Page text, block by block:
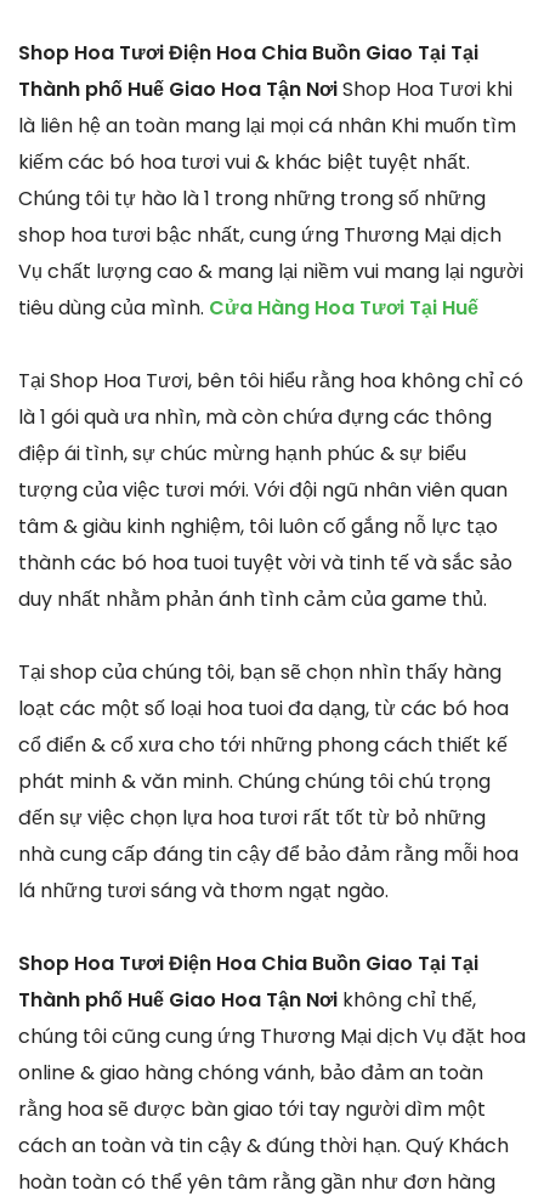
Shop Hoa Tươi Điện Hoa Chia Buồn Giao Tại Tại
Thành phố Huế Giao Hoa Tận NơiShop Hoa Tươi khi
là liên hệ an toàn mang lại mọi cá nhân Khi muốn tìm
kiếm các bó hoa tươi vui & khác biệt tuyệt nhất.
Chúng tôi tự hào là 1 trong những trong số những
shop hoa tươi bậc nhất, cung ứng Thương Mại dịch
Vụ chất lượng cao & mang lại niềm vui mang lại người
tiêu dùng của mình. Cửa Hàng Hoa Tươi Tại Huế
Tại Shop Hoa Tươi, bên tôi hiểu rằng hoa không chỉ có
là 1 gói quà ưa nhìn, mà còn chứa đựng các thông
điệp ái tình, sự chúc mừng hạnh phúc & sự biểu
tượng của việc tươi mới. Với đội ngũ nhân viên quan
tâm & giàu kinh nghiệm, tôi luôn cố gắng nỗ lực tạo
thành các bó hoa tuoi tuyệt vời và tinh tế và sắc sảo
duy nhất nhằm phản ánh tình cảm của game thủ.
Tại shop của chúng tôi, bạn sẽ chọn nhìn thấy hàng
loạt các một số loại hoa tuoi đa dạng, từ các bó hoa
cổ điển & cổ xưa cho tới những phong cách thiết kế
phát minh & văn minh. Chúng chúng tôi chú trọng
đến sự việc chọn lựa hoa tươi rất tốt từ bỏ những
nhà cung cấp đáng tin cậy để bảo đảm rằng mỗi hoa
lá những tươi sáng và thơm ngạt ngào.
Shop Hoa Tươi Điện Hoa Chia Buồn Giao Tại Tại
Thành phố Huế Giao Hoa Tận Nơi không chỉ thế,
chúng tôi cũng cung ứng Thương Mại dịch Vụ đặt hoa
online & giao hàng chóng vánh, bảo đảm an toàn
rằng hoa sẽ được bàn giao tới tay người dìm một
cách an toàn và tin cậy & đúng thời hạn. Quý Khách
hoàn toàn có thể yên tâm rằng gần như đơn hàng